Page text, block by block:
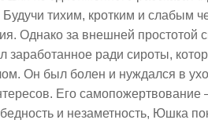
Будучи тихим, кротким и слабым
Однако за внешней простотой
ради сироты,
Он был болен и нуждался в
Его
и незаметность, Юшка